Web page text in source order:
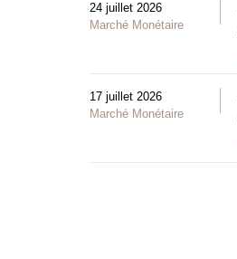
24 juillet 2026
Marché Monétaire
17 juillet 2026
Marché Monétaire